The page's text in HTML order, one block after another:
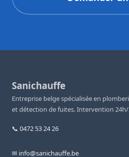
Sanichauffe
Entreprise belge spécialisée en
et détection de fuites. Intervention
📞 0472 53 24 26
✉ info@sanichauffe.be